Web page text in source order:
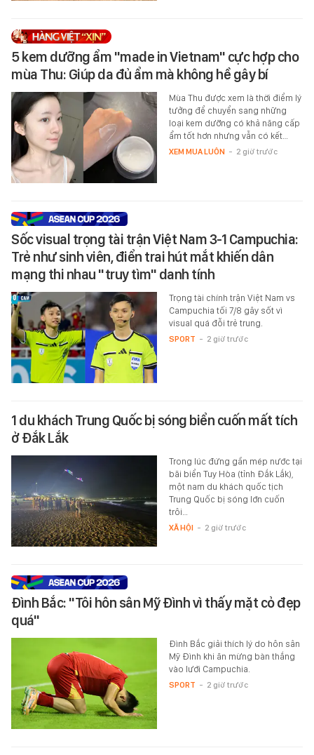
5 kem dưỡng ẩm "made in Vietnam" cực hợp cho
mùa Thu: Giúp da đủ ẩm mà không hề gây bí
Mùa Thu được xem là thời điểm lý
tưởng để chuyển sang những
loại kem dưỡng có khả năng cấp
ẩm tốt hơn nhưng vẫn có kết…
XEM MUA LUÔN - 2 giờ trước
Sốc visual trọng tài trận Việt Nam 3-1 Campuchia:
Trẻ như sinh viên, điển trai hút mắt khiến dân
mạng thi nhau "truy tìm" danh tính
Trọng tài chính trận Việt Nam vs
Campuchia tối 7/8 gây sốt vì
visual quá đỗi trẻ trung.
SPORT - 2 giờ trước
1 du khách Trung Quốc bị sóng biển cuốn mất tích
ở Đắk Lắk
Trong lúc đứng gần mép nước tại
bãi biển Tuy Hòa (tỉnh Đắk Lắk),
một nam du khách quốc tịch
Trung Quốc bị sóng lớn cuốn
trôi…
XÃ HỘI - 2 giờ trước
Đình Bắc: "Tôi hôn sân Mỹ Đình vì thấy mặt cỏ đẹp
quá"
Đình Bắc giải thích lý do hôn sân
Mỹ Đình khi ăn mừng bàn thắng
vào lưới Campuchia.
SPORT - 2 giờ trước